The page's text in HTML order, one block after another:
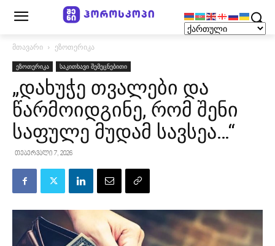
მთავარი ეზოთერიკა
ეზოთერიკა საკითხავი შემეცნებითი
„დახუჭე თვალები და
წარმოიდგინე, რომ შენი
საფულე მუდამ სავსეა…“
თებერვალი 7, 2026